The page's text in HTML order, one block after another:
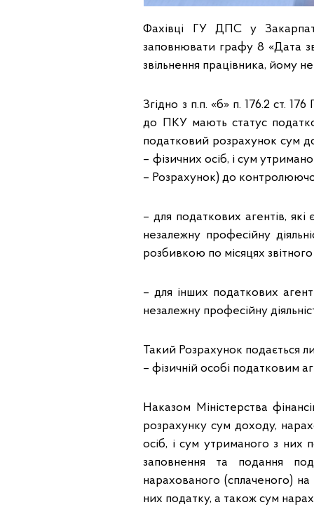
Фахівці ГУ ДПС у
заповнювати графу 8 «Дата
звільнення працівника, йому
Згідно з п.п. «б» п. 176.2 ст.
до ПКУ мають статус
податковий розрахунок сум
– фізичних осіб, і сум
– Розрахунок) до
– для податкових агентів,
незалежну професійну
розбивкою по місяцях
– для інших податкових
незалежну професійну
Такий Розрахунок подається
– фізичній особі податковим
Наказом Міністерства
розрахунку сум доходу,
осіб, і сум утриманого з них
заповнення та подання
нарахованого (сплаченого) на
них податку, а також сум